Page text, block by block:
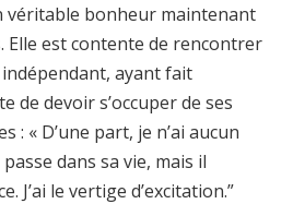
véritable bonheur maintenant
Elle est contente de rencontrer
ayant fait
de devoir s’occuper de ses
: « D’une part, je n’ai aucun
dans sa vie, mais il
J’ai le vertige d’excitation.”